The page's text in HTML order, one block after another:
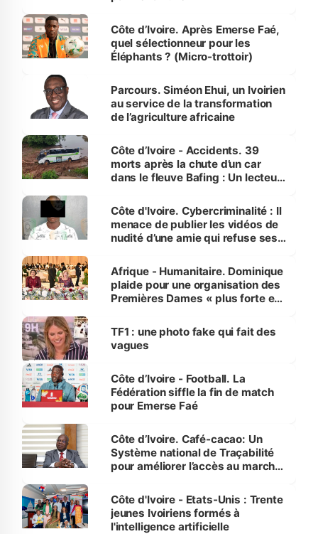
Côte d’Ivoire. Après Emerse Faé,
quel sélectionneur pour les
Éléphants ? (Micro-trottoir)
Parcours. Siméon Ehui, un Ivoirien
au service de la transformation
de l’agriculture africaine
Côte d’Ivoire - Accidents. 39
morts après la chute d’un car
dans le fleuve Bafing : Un lecteur
des Transports
Côte d'Ivoire. Cybercriminalité : Il
menace de publier les vidéos de
nudité d’une amie qui refuse ses
Afrique - Humanitaire. Dominique
plaide pour une organisation des
Premières Dames « plus forte et
sur la scène internationale »
TF1 : une photo fake qui fait des
vagues
Côte d’Ivoire - Football. La
Fédération siffle la fin de match
pour Emerse Faé
Côte d’Ivoire. Café-cacao: Un
Système national de Traçabilité
pour améliorer l’accès au marché
Côte d'Ivoire - Etats-Unis : Trente
jeunes Ivoiriens formés à
l'intelligence artificielle